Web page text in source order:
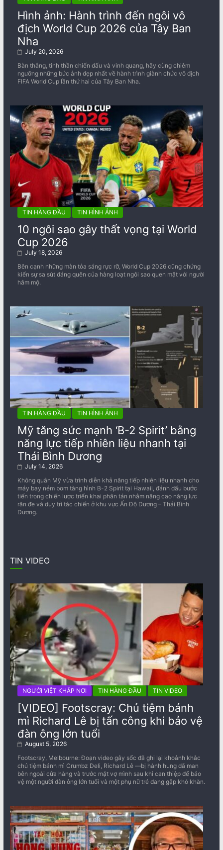
Hình ảnh: Hành trình đến ngôi vô
địch World Cup 2026 của Tây Ban
Nha
July 20, 2026
Bàn thắng, tinh thần chiến đấu và vinh quang, hãy cùng chiêm
ngưỡng những bức ảnh đẹp nhất về ​​hành trình giành chức vô địch
FIFA World Cup lần thứ hai của Tây Ban Nha.
TIN HÀNG ĐẦU TIN HÌNH ẢNH
10 ngôi sao gây thất vọng tại World
Cup 2026
July 18, 2026
Bên cạnh những màn tỏa sáng rực rỡ, World Cup 2026 cũng chứng
kiến sự sa sút đáng quên của hàng loạt ngôi sao quen mặt với người
hâm mộ.
TIN HÀNG ĐẦU TIN HÌNH ẢNH
Mỹ tăng sức mạnh ‘B-2 Spirit’ bằng
năng lực tiếp nhiên liệu nhanh tại
Thái Bình Dương
July 14, 2026
Không quân Mỹ vừa trình diễn khả năng tiếp nhiên liệu nhanh cho
máy bay ném bom tàng hình B-2 Spirit tại Hawaii, đánh dấu bước
tiến trong chiến lược triển khai phân tán nhằm nâng cao năng lực
răn đe và duy trì tác chiến ở khu vực Ấn Độ Dương – Thái Bình
Dương.
TIN VIDEO
NGƯỜI VIỆT KHẮP NƠI TIN HÀNG ĐẦU TIN VIDEO
[VIDEO] Footscray: Chủ tiệm bánh
mì Richard Lê bị tấn công khi bảo vệ
đàn ông lớn tuổi
August 5, 2026
Footscray, Melbourne: Đoạn video gây sốc đã ghi lại khoảnh khắc
chủ tiệm bánh mì Crumbz Deli, Richard Lê —bị hành hung dã man
bên ngoài cửa hàng và trước mặt vợ mình sau khi can thiệp để bảo
vệ một người đàn ông lớn tuổi và một phụ nữ trẻ đang gặp khó khăn.